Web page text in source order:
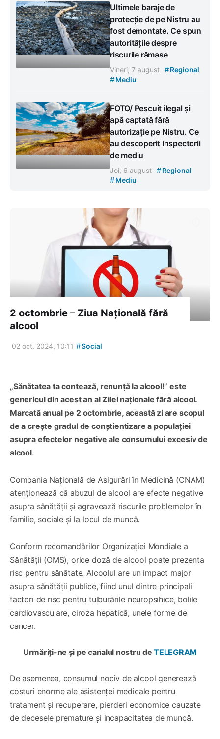
Ultimele baraje de
protecție de pe Nistru au
fost demontate. Ce spun
autoritățile despre
riscurile rămase
Vineri, 7 august #Regional
#Mediu
FOTO/ Pescuit ilegal și
apă captată fără
autorizație pe Nistru. Ce
au descoperit inspectorii
de mediu
Joi, 6 august #Regional
#Mediu
2 octombrie – Ziua Națională fără
alcool
02 oct. 2024, 10:11 #Social
„Sănătatea ta contează, renunță la alcool!” este
genericul din acest an al Zilei naționale fără alcool.
Marcată anual pe 2 octombrie, această zi are scopul
de a crește gradul de conștientizare a populației
asupra efectelor negative ale consumului excesiv de
alcool.
Compania Națională de Asigurări în Medicină (CNAM)
atenționează că abuzul de alcool are efecte negative
asupra sănătății și agravează riscurile problemelor în
familie, sociale și la locul de muncă.
Conform recomandărilor Organizației Mondiale a
Sănătății (OMS), orice doză de alcool poate prezenta
risc pentru sănătate. Alcoolul are un impact major
asupra sănătății publice, fiind unul dintre principalii
factori de risc pentru tulburările neuropsihice, bolile
cardiovasculare, ciroza hepatică, unele forme de
cancer.
Urmăriți-ne și pe canalul nostru deTELEGRAM
De asemenea, consumul nociv de alcool generează
costuri enorme ale asistenței medicale pentru
tratament și recuperare, pierderi economice cauzate
de decesele premature și incapacitatea de muncă.